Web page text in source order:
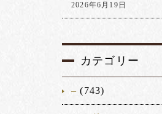
2026年6月19日
カテゴリー
– (743)